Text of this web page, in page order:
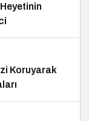
Koruyarak